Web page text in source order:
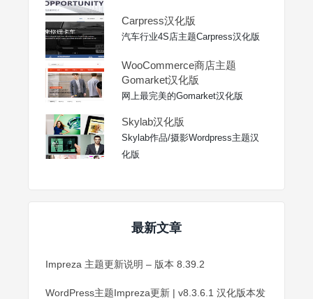
Carpress汉化版
汽车行业4S店主题Carpress汉化版
WooCommerce商店主题
Gomarket汉化版
网上最完美的Gomarket汉化版
Skylab汉化版
Skylab作品/摄影Wordpress主题汉
化版
最新文章
Impreza 主题更新说明 – 版本 8.39.2
WordPress主题Impreza更新 | v8.3.6.1 汉化版本发